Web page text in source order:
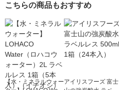
こちらの商品もおすすめ
【水・ミネラルウォーアイリスフーズ 富士